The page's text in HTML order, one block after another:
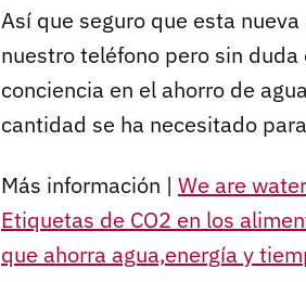
Así que seguro que esta
nuestro teléfono pero sin duda
conciencia en el ahorro de
cantidad se ha necesitado
Más información | We are water
Etiquetas de CO2 en los
que ahorra agua,energía y